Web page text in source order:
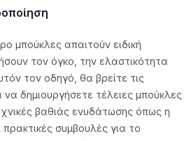
μπούκλες απαιτούν ειδική
τον όγκο, την ελαστικότητα
τον οδηγό, θα βρείτε τις
δημιουργήσετε τέλειες μπούκλες
βαθιάς ενυδάτωσης όπως η
συμβουλές για το